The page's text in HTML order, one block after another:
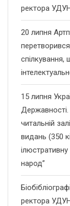
ректора
20 липня
спілкування,
15 липня
читальній
видань (350
ілюстративну
народ”
ректора